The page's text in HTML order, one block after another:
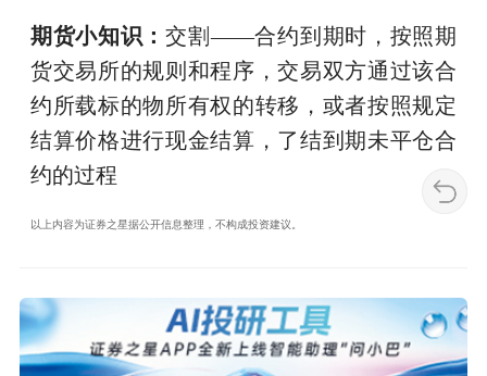
期货小知识：交割——合约到期时，按照期
货交易所的规则和程序，交易双方通过该合
约所载标的物所有权的转移，或者按照规定
结算价格进行现金结算，了结到期未平仓合
约的过程
以上内容为证券之星据公开信息整理，不构成投资建议。